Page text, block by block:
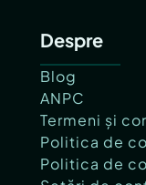
Despre
Blog
ANPC
Termeni și
Politica de
Politica de